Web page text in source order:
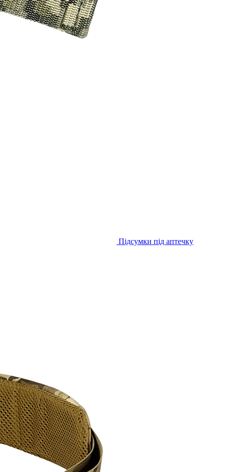
Підсумки під аптечку